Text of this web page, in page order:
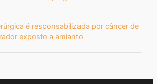
é responsabilizada por câncer de
exposto a amianto